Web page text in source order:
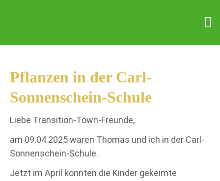
Pflanzen in der Carl-
Sonnenschein-Schule
Liebe Transition-Town-Freunde,
am 09.04.2025 waren Thomas und ich in der Carl-
Sonnenschein-Schule.
Jetzt im April konnten die Kinder gekeimte